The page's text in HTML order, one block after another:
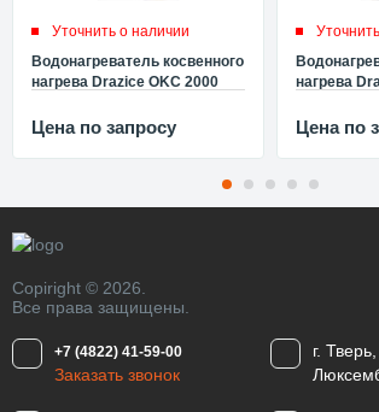
Уточнить о наличии
Водонагреватель косвенного
нагрева Drazice OKC 2000
Цена по запросу
нагрева
Цена по
Copiright © 2026.
Все права защищены.
+7 (4822) 41-59-00
Заказать звонок
г.